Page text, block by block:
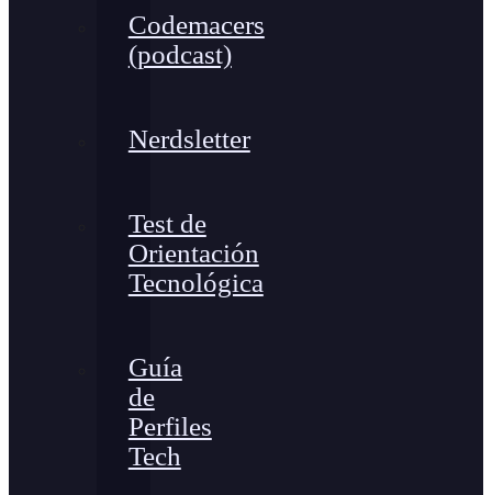
Codemacers
(podcast)
Nerdsletter
Test de
Orientación
Tecnológica
Guía
de
Perfiles
Tech